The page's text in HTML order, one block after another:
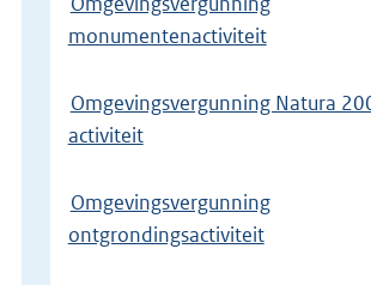
monumentenactiviteit
Omgevingsvergunning Natura
activiteit
Omgevingsvergunning
ontgrondingsactiviteit